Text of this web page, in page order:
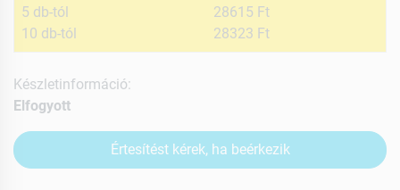
5 db-tól
28615 Ft
10 db-tól
28323 Ft
Készletinformáció:
Elfogyott
Értesítést kérek, ha beérkezik